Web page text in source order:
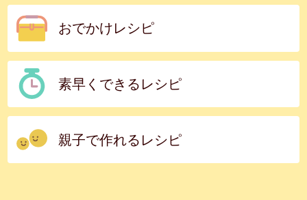
おでかけレシピ
素早くできるレシピ
親子で作れるレシピ